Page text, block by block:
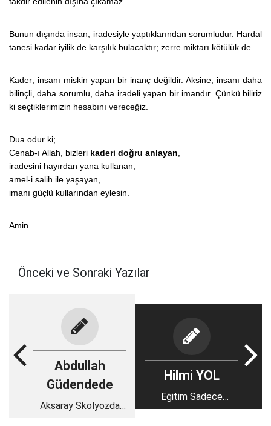
Bunun dışında insan, iradesiyle yaptıklarından sorumludur. Hardal
tanesi kadar iyilik de karşılık bulacaktır; zerre miktarı kötülük de…
Kader; insanı miskin yapan bir inanç değildir. Aksine, insanı daha
bilinçli, daha sorumlu, daha iradeli yapan bir imandır. Çünkü biliriz
ki seçtiklerimizin hesabını vereceğiz.
Dua odur ki;
Cenab-ı Allah, bizleri kaderi doğru anlayan
iradesini hayırdan yana kullanan,
amel-i salih ile yaşayan,
imanı güçlü kullarından eylesin.
Amin.
Önceki ve Sonraki Yazılar
Abdullah
Güdendede
Aksaray Skolyozda
Hilmi YOL
Eğitim Sadece
Okulda Değil, Hayatın